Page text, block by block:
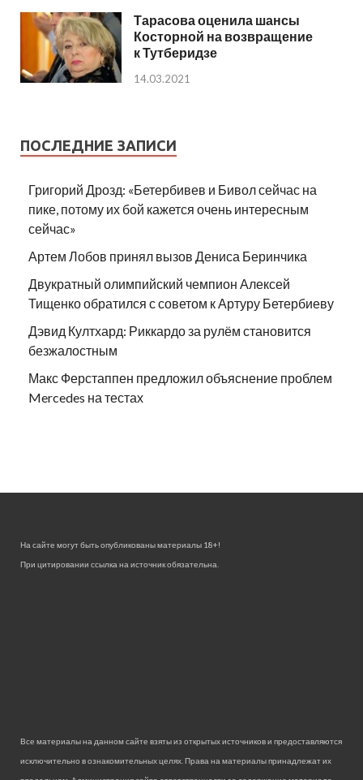
Тарасова оценила шансы
Косторной на возвращение
к Тутберидзе
14.03.2021
ПОСЛЕДНИЕ ЗАПИСИ
Григорий Дрозд: «Бетербивев и Бивол сейчас на
пике, потому их бой кажется очень интересным
сейчас»
Артем Лобов принял вызов Дениса Беринчика
Двукратный олимпийский чемпион Алексей
Тищенко обратился с советом к Артуру Бетербиеву
Дэвид Култхард: Риккардо за рулём становится
безжалостным
Макс Ферстаппен предложил объяснение проблем
Mercedes на тестах
На сайте могут быть опубликованы материалы 18+!
При цитировании ссылка на источник обязательна.
Все материалы на данном сайте взяты из открытых источников и предоставляются
исключительно в ознакомительных целях. Права на материалы принадлежат их